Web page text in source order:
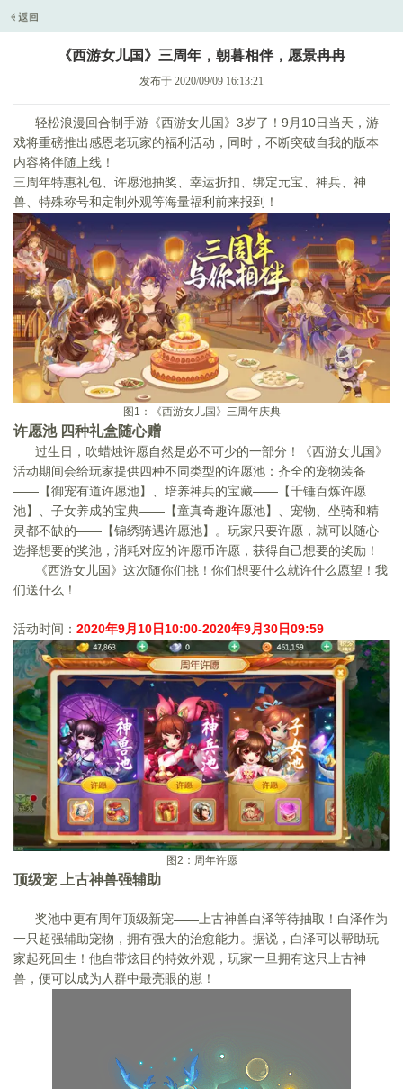
《西游女儿国》三周年，朝暮相伴，愿景冉冉
发布于 2020/09/09 16:13:21
轻松浪漫回合制手游《西游女儿国》 3岁了！ 9 月 10日当天，游
戏将重磅推出感恩老玩家的福利活动，同时，不断突破自我的版本
内容将伴随上线！
三周年特惠礼包、许愿池抽奖、幸运折扣、绑定元宝、神兵、神
兽、特殊称号和定制外观等海量福利前来报到！
图 1 ：《西游女儿国》三周年庆典
许愿池 四种礼盒随心赠
过生日，吹蜡烛许愿自然是必不可少的一部分！《西游女儿国》
活动期间会给玩家提供四种不同类型的许愿池：齐全的宠物装备
——【御宠有道许愿池】、培养神兵的宝藏——【千锤百炼许愿
池】、子女养成的宝典——【童真奇趣许愿池】、宠物、坐骑和精
灵都不缺的——【锦绣骑遇许愿池】。玩家只要许愿，就可以随心
选择想要的奖池，消耗对应的许愿币许愿，获得自己想要的奖励！
《西游女儿国》这次随你们挑！你们想要什么就许什么愿望！我
们送什么！
活动时间： 2020年9月 10日 10:00-2020年9月 30日09:59
图2 ：周年许愿
顶级宠 上古神兽强辅助
奖池中更有周年顶级新宠——上古神兽白泽等待抽取！白泽作为
一只超强辅助宠物，拥有强大的治愈能力。据说，白泽可以帮助玩
家起死回生！他自带炫目的特效外观，玩家一旦拥有这只上古神
兽，便可以成为人群中最亮眼的崽！